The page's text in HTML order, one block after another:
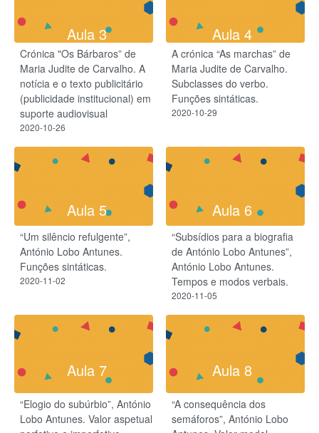
Aula 3
Crónica "Os Bárbaros” de
Maria Judite de Carvalho. A
notícia e o texto publicitário
(publicidade institucional) em
suporte audiovisual
2020-10-26
Aula 4
A crónica “As marchas” de
Maria Judite de Carvalho.
Subclasses do verbo.
Funções sintáticas.
2020-10-29
Aula 5
“Um silêncio refulgente”,
António Lobo Antunes.
Funções sintáticas.
2020-11-02
Aula 6
“Subsídios para a biografia
de António Lobo Antunes”,
António Lobo Antunes.
Tempos e modos verbais.
2020-11-05
Aula 7
“Elogio do subúrbio”, António
Lobo Antunes. Valor aspetual
Aula 8
“A consequência dos
semáforos”, António Lobo